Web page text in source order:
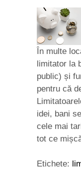
În multe
limitator la
public) și
pentru că
idei, bani
cele mai
tot ce
Etichete: